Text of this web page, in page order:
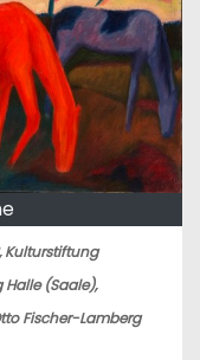
Kulturstiftung
(Saale),
Fischer-Lamberg